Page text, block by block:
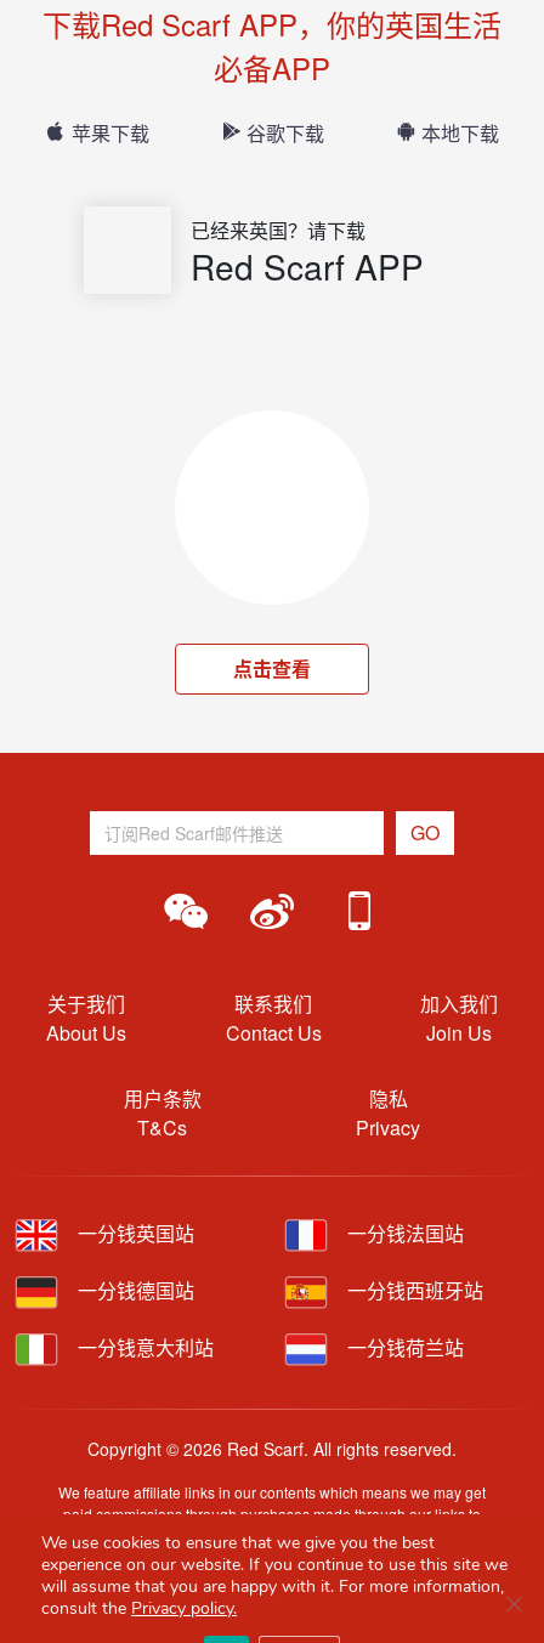
下载Red Scarf APP，你的英国生活
必备APP
苹果下载 谷歌下载 本地下载
已经来英国？请下载
Red Scarf APP
点击查看
关于我们
About Us
联系我们
Contact Us
加入我们
Join Us
用户条款
T&Cs
隐私
Privacy
一分钱英国站 一分钱法国站
一分钱德国站 一分钱西班牙站
一分钱意大利站 一分钱荷兰站
Copyright © 2026 Red Scarf. All rights reserved.
We feature affiliate links in our contents which means we may get
paid commissions through purchases made through our links to
retailer sites.
Content is provided by users, brands or merchants. Some
information may have been generated by AI and is provided for
guidance only. Accuracy and availability may change without prior
We use cookies to ensure that we give you the best
experience on our website. If you continue to use this site we
will assume that you are happy with it. For more information,
consult the Privacy policy.